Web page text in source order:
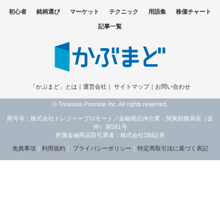
初心者 銘柄選び マーケット テクニック 用語集 株価チャート
記事一覧
「かぶまど」とは 運営会社 サイトマップ｜ お問い合わせ
© Treasure Promote Inc. All rights reserved.
商号等：株式会社トレジャープロモート／金融商品仲介業：関東財務局長（金
仲）第581号
所属金融商品取引業者：株式会社SBI証券
免責事項｜ 利用規約 プライバシーポリシー 特定商取引法に基づく表記